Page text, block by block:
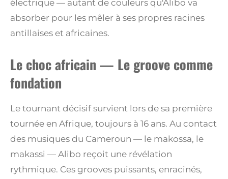
électrique — autant de couleurs qu'Alibo va
absorber pour les mêler à ses propres racines
antillaises et africaines.
Le choc africain — Le groove comme
fondation
Le tournant décisif survient lors de sa première
tournée en Afrique, toujours à 16 ans. Au contact
des musiques du Cameroun — le makossa, le
makassi — Alibo reçoit une révélation
rythmique. Ces grooves puissants, enracinés,